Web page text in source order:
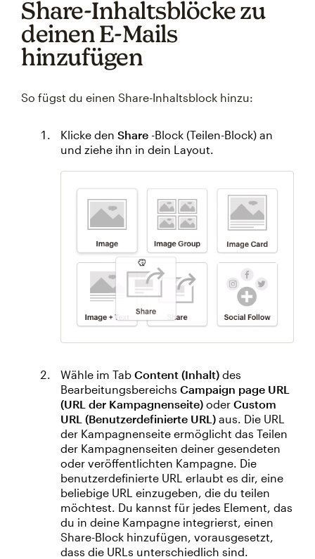
Share-Inhaltsblöcke zu
deinen E-Mails
hinzufügen
So fügst du einen Share-Inhaltsblock hinzu:
Klicke den Share -Block (Teilen-Block) an
und ziehe ihn in dein Layout.
Wähle im Tab Content (Inhalt) des
Bearbeitungsbereichs Campaign page URL
(URL der Kampagnenseite) oder Custom
URL (Benutzerdefinierte URL) aus. Die URL
der Kampagnenseite ermöglicht das Teilen
der Kampagnenseiten deiner gesendeten
oder veröffentlichten Kampagne. Die
benutzerdefinierte URL erlaubt es dir, eine
beliebige URL einzugeben, die du teilen
möchtest. Du kannst für jedes Element, das
du in deine Kampagne integrierst, einen
Share-Block hinzufügen, vorausgesetzt,
dass die URLs unterschiedlich sind.